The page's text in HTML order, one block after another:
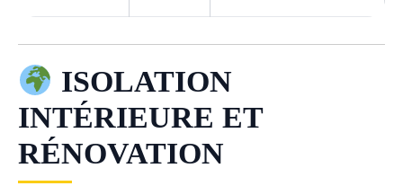
ISOLATION
INTÉRIEURE ET
RÉNOVATION